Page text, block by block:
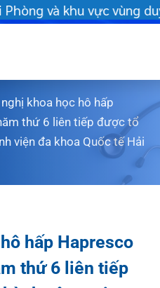
Bắc bộ - Khám chữa
Giới thiệu
Giới
Sơ đồ
Sơ đồ
Lịch
Văn
Dịch vụ
Khám
Dịch
Chạy
Lấy
Chuyên
Chuyên
Khoa
Khoa
Khách
Lịch
Tin tức
6 liên tiếp được tổ
đa khoa Quốc tế Hải
công tại
tế Hải